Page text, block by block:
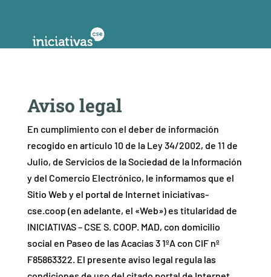
Aviso legal
En cumplimiento con el deber de información
recogido en artículo 10 de la Ley 34/2002, de 11 de
Julio, de Servicios de la Sociedad de la Información
y del Comercio Electrónico, le informamos que el
Sitio Web y el portal de Internet iniciativas-
cse.coop (en adelante, el «Web») es titularidad de
INICIATIVAS – CSE S. COOP. MAD, con domicilio
social en Paseo de las Acacias 3 1ºA con CIF nº
F85863322. El presente aviso legal regula las